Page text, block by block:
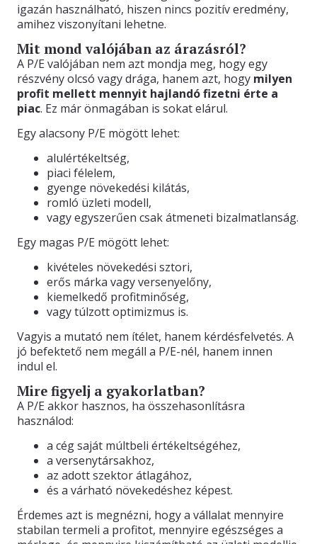
igazán használható, hiszen nincs pozitív eredmény,
amihez viszonyítani lehetne.
Mit mond valójában az árazásról?
A P/E valójában nem azt mondja meg, hogy egy
részvény olcsó vagy drága, hanem azt, hogy milyen
profit mellett mennyit hajlandó fizetni érte a
piac. Ez már önmagában is sokat elárul.
Egy alacsony P/E mögött lehet:
alulértékeltség,
piaci félelem,
gyenge növekedési kilátás,
romló üzleti modell,
vagy egyszerűen csak átmeneti bizalmatlanság.
Egy magas P/E mögött lehet:
kivételes növekedési sztori,
erős márka vagy versenyelőny,
kiemelkedő profitminőség,
vagy túlzott optimizmus is.
Vagyis a mutató nem ítélet, hanem kérdésfelvetés. A
jó befektető nem megáll a P/E-nél, hanem innen
indul el.
Mire figyelj a gyakorlatban?
A P/E akkor hasznos, ha összehasonlításra
használod:
a cég saját múltbeli értékeltségéhez,
a versenytársakhoz,
az adott szektor átlagához,
és a várható növekedéshez képest.
Érdemes azt is megnézni, hogy a vállalat mennyire
stabilan termeli a profitot, mennyire egészséges a